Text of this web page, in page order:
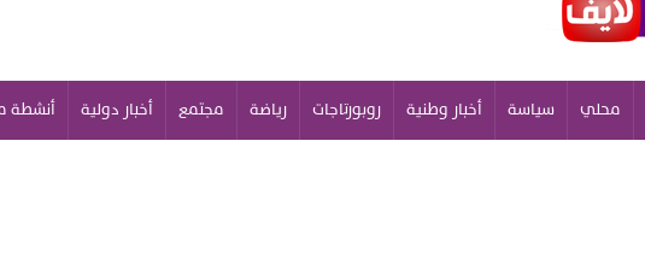
محلي سياسة أخبار وطنية روبورتاجات رياضة مجتمع أخبار دولية أنشطة